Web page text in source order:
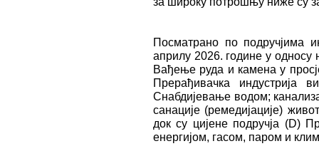
Посматрано по подручјима
априлу 2026. године у односу
Вађење руда и камена у
Прерађивачка индустрија
Снабдијевање водом;
санације (ремедијације)
док су цијене подручја (D)
енергијом, гасом, паром и